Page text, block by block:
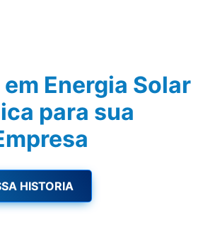
Energia Solar
para sua
HISTORIA